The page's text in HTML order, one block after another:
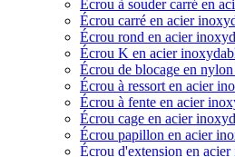
Écrou à souder carré en
Écrou carré en acier
Écrou rond en acier
Écrou K en acier
Écrou de blocage en
Écrou à ressort en acier
Écrou à fente en acier
Écrou cage en acier
Écrou papillon en acier
Écrou d'extension en